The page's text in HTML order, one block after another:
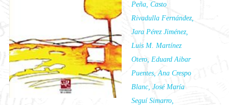
Peña, Casto
Rivadulla Fernández,
Jara Pérez Jiménez,
Luis M. Martínez
Otero, Eduard Aibar
Puentes, Ana Crespo
Blanc, José María
Seguí Simarro,